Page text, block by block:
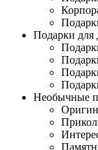
Подарки для
Необычные